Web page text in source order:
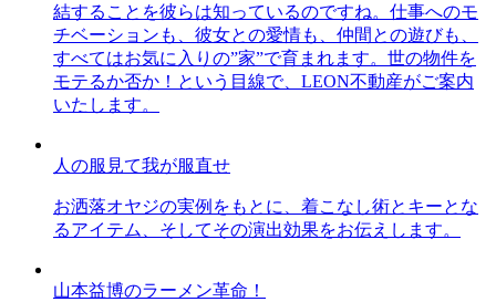
結することを彼らは知っているのですね。仕事へのモ
チベーションも、彼女との愛情も、仲間との遊びも、
すべてはお気に入りの”家”で育まれます。世の物件を
モテるか否か！という目線で、LEON不動産がご案内
いたします。
人の服見て我が服直せ
お洒落オヤジの実例をもとに、着こなし術とキーとな
るアイテム、そしてその演出効果をお伝えします。
山本益博のラーメン革命！